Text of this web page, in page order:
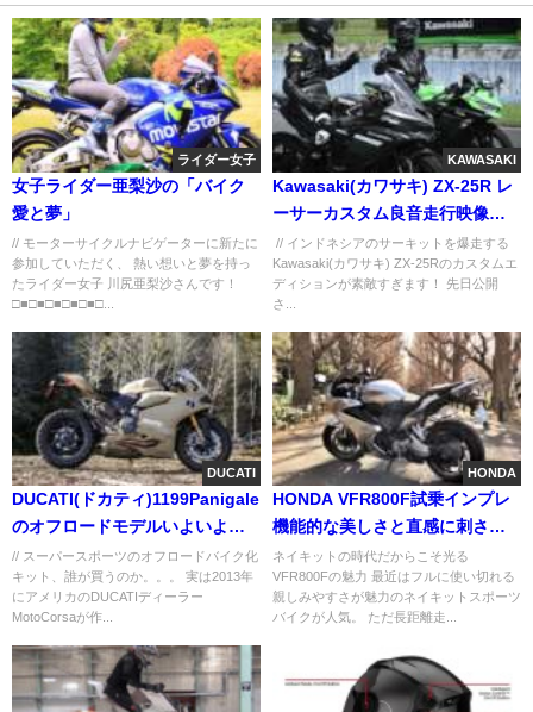
ライダー女子
女子ライダー亜梨沙の「バイク
愛と夢」
// モーターサイクルナビゲーターに新たに
参加していただく、 熱い想いと夢を持っ
たライダー女子 川尻亜梨沙さんです！
□■□■□■□■□■□...
KAWASAKI
Kawasaki(カワサキ) ZX-25R レ
ーサーカスタム良音走行映像公
開！
// インドネシアのサーキットを爆走する
Kawasaki(カワサキ) ZX-25Rのカスタムエ
ディションが素敵すぎます！ 先日公開
さ...
DUCATI
DUCATI(ドカティ)1199Panigale
のオフロードモデルいよいよ発
売か⁉
// スーパースポーツのオフロードバイク化
キット、誰が買うのか。。。 実は2013年
にアメリカのDUCATIディーラー
MotoCorsaが作...
HONDA
HONDA VFR800F試乗インプレ
機能的な美しさと直感に刺さる
V4サウンド
ネイキットの時代だからこそ光る
VFR800Fの魅力 最近はフルに使い切れる
親しみやすさが魅力のネイキットスポーツ
バイクが人気。 ただ長距離走...